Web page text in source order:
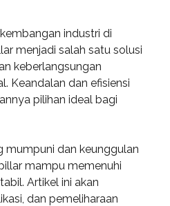
industri di
menjadi salah satu solusi
keberlangsungan
Keandalan dan efisiensi
pilihan ideal bagi
mumpuni dan keunggulan
mampu memenuhi
Artikel ini akan
dan pemeliharaan